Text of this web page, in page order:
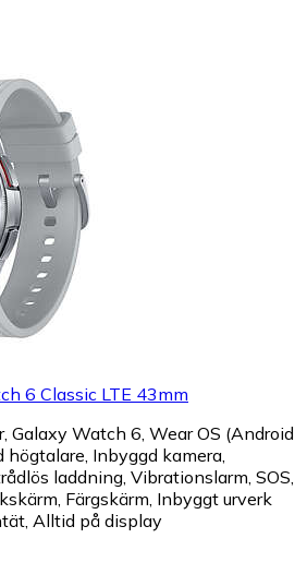
6 Classic LTE 43mm
Galaxy Watch 6, Wear OS (Android
högtalare, Inbyggd kamera,
laddning, Vibrationslarm, SOS,
Färgskärm, Inbyggt urverk
Alltid på display